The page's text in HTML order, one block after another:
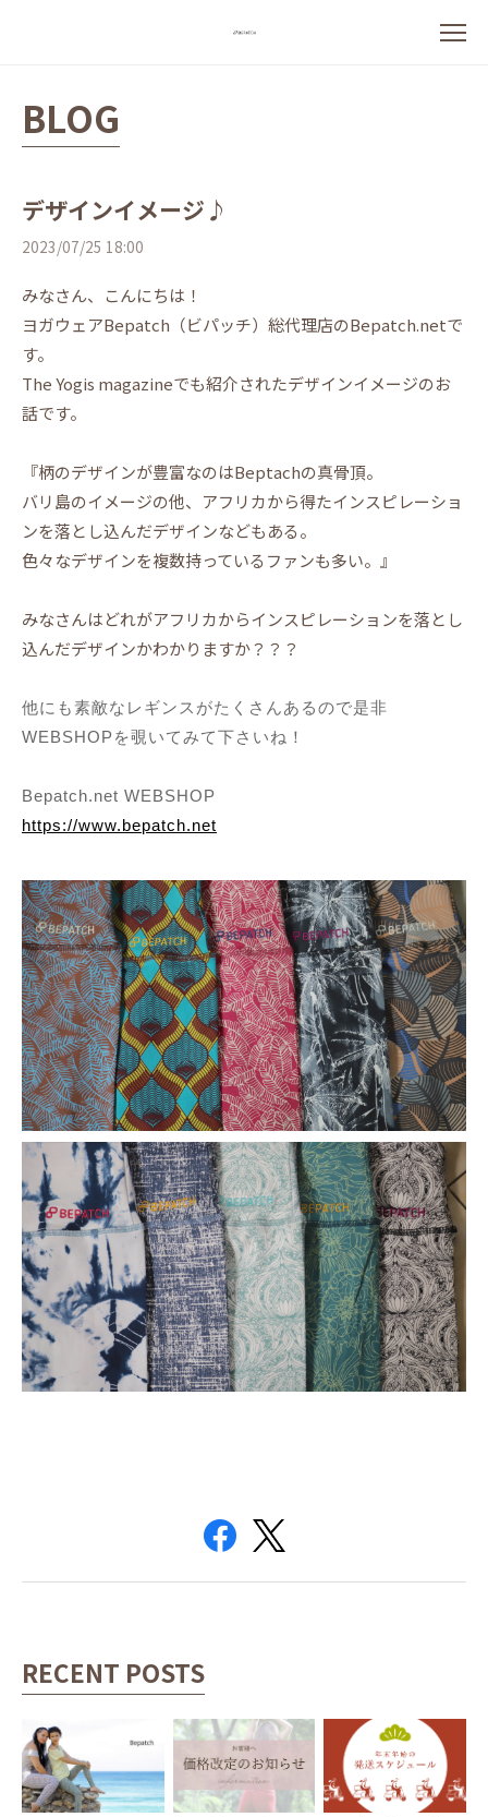
BLOG
デザインイメージ♪
2023/07/25 18:00
みなさん、こんにちは！
ヨガウェアBepatch（ビパッチ）総代理店のBepatch.netで
す。
The Yogis magazineでも紹介されたデザインイメージのお
話です。
『柄のデザインが豊富なのはBeptachの真骨頂。
バリ島のイメージの他、アフリカから得たインスピレーショ
ンを落とし込んだデザインなどもある。
色々なデザインを複数持っているファンも多い。』
みなさんはどれがアフリカからインスピレーションを落とし
込んだデザインかわかりますか？？？
他にも素敵なレギンスがたくさんあるので是非
WEBSHOPを覗いてみて下さいね！
Bepatch.net WEBSHOP
https://www.bepatch.net
RECENT POSTS